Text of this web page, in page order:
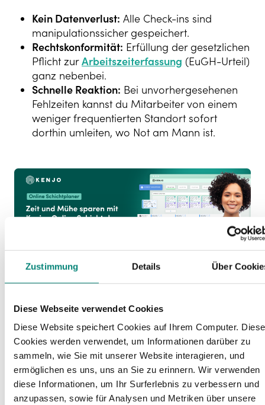
Zustimmung Details Über
Diese Webseite verwendet Cookies
Diese Website speichert Cookies auf Ihrem Computer. Diese
Cookies werden verwendet, um Informationen darüber zu
sammeln, wie Sie mit unserer Website interagieren, und
ermöglichen es uns, uns an Sie zu erinnern. Wir verwenden
diese Informationen, um Ihr Surferlebnis zu verbessern und
anzupassen, sowie für Analysen und Metriken über unsere
Kein Datenverlust: Alle Check-ins sind
manipulationssicher gespeichert.
Rechtskonformität: Erfüllung der gesetzlichen
Pflicht zurArbeitszeiterfassung (EuGH-Urteil)
ganz nebenbei.
Schnelle Reaktion: Bei unvorhergesehenen
Fehlzeiten kannst du Mitarbeiter von einem
weniger frequentierten Standort sofort
dorthin umleiten, wo Not am Mann ist.
Fazit: Behalte die
Fäden in der
Hand
Eine moderne digitale Anwesenheitsliste ist für